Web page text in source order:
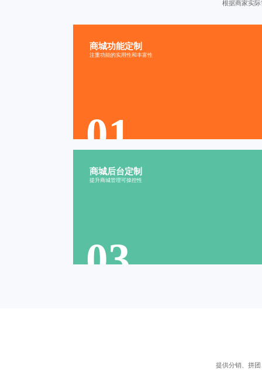
根据商家实
商城功能定制
注重功能的实用性和丰富性
01
商城后台定制
提升商城管理可操控性
03
提供分销、拼